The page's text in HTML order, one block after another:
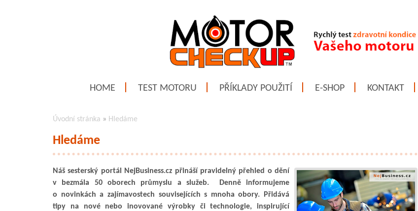
HOME TEST MOTORU PŘÍKLADY POUŽITÍ E-SHOP KONTAKT
Úvodní stránka » Hledáme
Hledáme
Náš sesterský portál NejBusiness.cz přináší pravidelný přehled o dění
v bezmála 50 oborech průmyslu a služeb. Denně informujeme
o novinkách a zajímavostech souvisejících s mnoha obory. Přidává
tipy na nové nebo inovované výrobky či technologie, inspirující